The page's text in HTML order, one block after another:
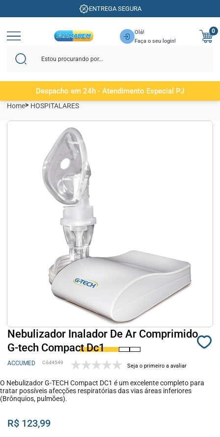
ENTREGA SEGURA
Olá!
Faça o seu login!
0
Despacho em 24h - Atendimento Especial PJ
Home HOSPITALARES
Nebulizador Inalador De Ar Comprimido
G-tech Compact Dc1
ACCUMED 4549 Seja o primeiro a avaliar
O Nebulizador G-TECH Compact DC1 é um excelente completo para
tratar possíveis afecções respiratórias das vias áreas inferiores
(Brônquios, pulmões).
R$ 123,99